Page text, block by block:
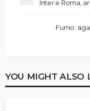
Inter e Roma,
Fumo:
YOU MIGHT ALSO